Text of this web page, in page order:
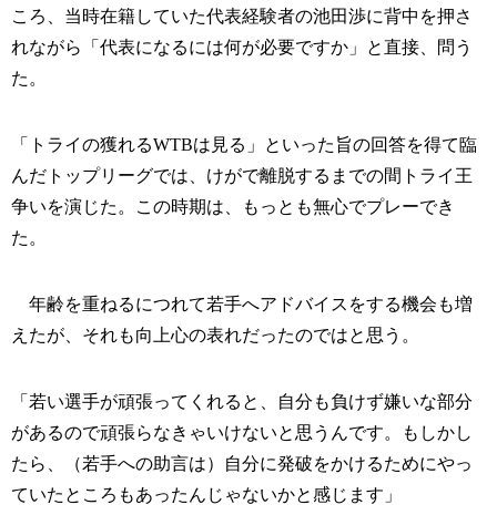
ころ、当時在籍していた代表経験者の池田渉に背中を押さ
れながら「代表になるには何が必要ですか」と直接、問う
た。
「トライの獲れるWTBは見る」といった旨の回答を得て臨
んだトップリーグでは、けがで離脱するまでの間トライ王
争いを演じた。この時期は、もっとも無心でプレーでき
た。
年齢を重ねるにつれて若手へアドバイスをする機会も増
えたが、それも向上心の表れだったのではと思う。
「若い選手が頑張ってくれると、自分も負けず嫌いな部分
があるので頑張らなきゃいけないと思うんです。もしかし
たら、（若手への助言は）自分に発破をかけるためにやっ
ていたところもあったんじゃないかと感じます」